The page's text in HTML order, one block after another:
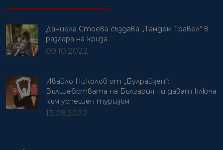
Даниела Стоева създава „Тандем Травел“ в
разгара на криза
09.10.2022
Ивайло Николов от „Булрайзен“:
Вълшебствата на България ни дават ключа
към успешен туризъм
13.09.2022